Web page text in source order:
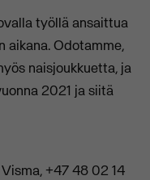
työllä ansaittua
aikana. Odotamme,
naisjoukkuetta, ja
2021 ja siitä
+47 48 02 14